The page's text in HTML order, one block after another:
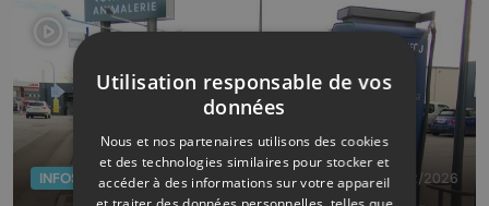
INFOS 05/02/2026
Utilisation responsable de vos
données
Nous et nos partenaires utilisons des cookies
et des technologies similaires pour stocker et
accéder à des informations sur votre appareil